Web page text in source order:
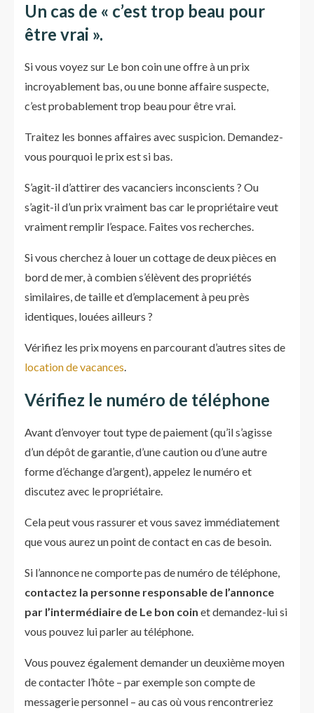
Un cas de « c’est trop beau pour
être vrai ».
Si vous voyez sur Le bon coin une offre à un prix
incroyablement bas, ou une bonne affaire suspecte,
c’est probablement trop beau pour être vrai.
Traitez les bonnes affaires avec suspicion. Demandez-
vous pourquoi le prix est si bas.
S’agit-il d’attirer des vacanciers inconscients ? Ou
s’agit-il d’un prix vraiment bas car le propriétaire veut
vraiment remplir l’espace. Faites vos recherches.
Si vous cherchez à louer un cottage de deux pièces en
bord de mer, à combien s’élèvent des propriétés
similaires, de taille et d’emplacement à peu près
identiques, louées ailleurs ?
Vérifiez les prix moyens en parcourant d’autres sites de
location de vacances.
Vérifiez le numéro de téléphone
Avant d’envoyer tout type de paiement (qu’il s’agisse
d’un dépôt de garantie, d’une caution ou d’une autre
forme d’échange d’argent), appelez le numéro et
discutez avec le propriétaire.
Cela peut vous rassurer et vous savez immédiatement
que vous aurez un point de contact en cas de besoin.
Si l’annonce ne comporte pas de numéro de téléphone,
contactez la personne responsable de l’annonce
par l’intermédiaire de Le bon coin et demandez-lui si
vous pouvez lui parler au téléphone.
Vous pouvez également demander un deuxième moyen
de contacter l’hôte – par exemple son compte de
messagerie personnel – au cas où vous rencontreriez